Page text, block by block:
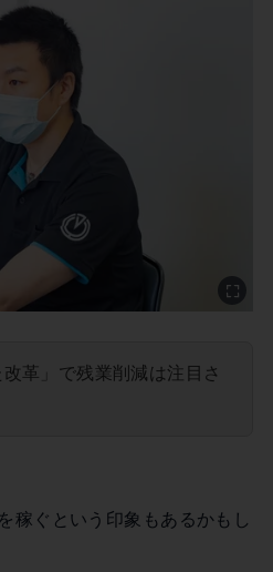
革」で残業削減は注目さ
稼ぐという印象もあるかもし